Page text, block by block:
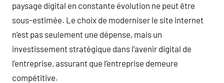
paysage digital en constante évolution ne peut être
sous-estimée. Le choix de moderniser le site internet
n’est pas seulement une dépense, mais un
investissement stratégique dans l’avenir digital de
l’entreprise, assurant que l’entreprise demeure
compétitive.